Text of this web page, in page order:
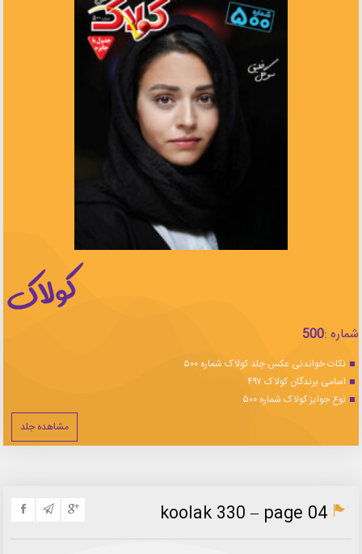
شماره :500
نکات خواندنی عکس جلد کولاک شماره ۵۰۰
اسامی برندگان کولاک ۴۹۷
نوع جوایز کولاک شماره ۵۰۰
مشاهده جلد
koolak 330 – page 04